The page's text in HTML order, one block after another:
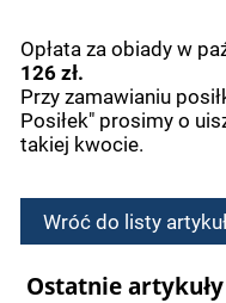
Opłata za obiady w
126 zł.
Przy zamawianiu
Posiłek" prosimy o
takiej kwocie.
Wróć do listy
Ostatnie artykuły